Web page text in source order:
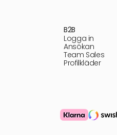
B2B
Logga in
Ansökan
Team Sales
Profilkläder